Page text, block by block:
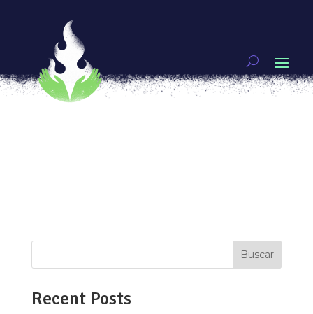
“Quemar el miedo”, tres razones para devorarlo
porRaquel Hernández
Mujeres
guerreras
[vc_row type=»in_container»
Buscar
Recent Posts